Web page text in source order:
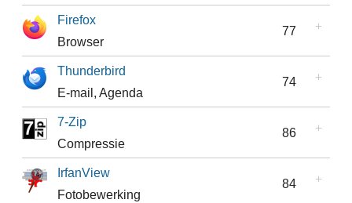
Firefox
Browser
77
Thunderbird
E-mail, Agenda
74
7-Zip
Compressie
86
IrfanView
Fotobewerking
84